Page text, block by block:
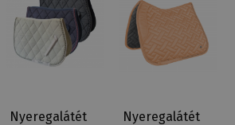
Nyeregalátét
Nyeregalátét